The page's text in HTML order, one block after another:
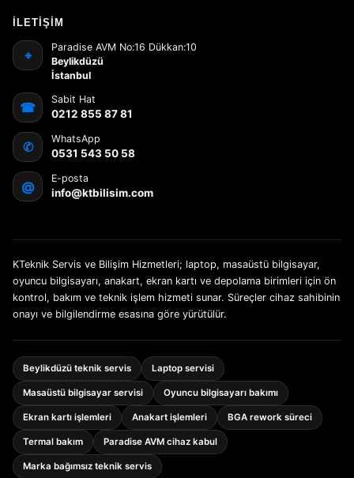
İLETIŞIM
⌖
Paradise AVM No:16 Dükkan:10
Beylikdüzü
İstanbul
☎
Sabit Hat
0212 855 87 81
✆
WhatsApp
0531 543 50 58
@
E-posta
info@ktbilisim.com
KTeknik Servis ve Bilişim Hizmetleri; laptop, masaüstü bilgisayar,
oyuncu bilgisayarı, anakart, ekran kartı ve depolama birimleri için ön
kontrol, bakım ve teknik işlem hizmeti sunar. Süreçler cihaz sahibinin
onayı ve bilgilendirme esasına göre yürütülür.
Beylikdüzü teknik servis Laptop servisi
Masaüstü bilgisayar servisi Oyuncu bilgisayarı bakımı
Ekran kartı işlemleri Anakart işlemleri BGA rework süreci
Termal bakım Paradise AVM cihaz kabul
Marka bağımsız teknik servis